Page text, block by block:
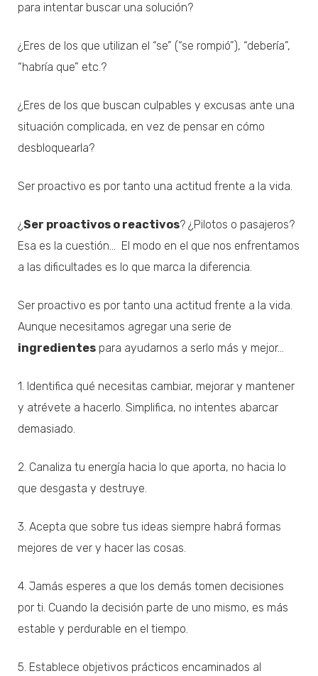
para intentar buscar una solución?
¿Eres de los que utilizan el “se” (“se rompió”), “debería”,
“habría que” etc.?
¿Eres de los que buscan culpables y excusas ante una
situación complicada, en vez de pensar en cómo
desbloquearla?
Ser proactivo es por tanto una actitud frente a la vida.
¿Ser proactivos o reactivos? ¿Pilotos o pasajeros?
Esa es la cuestión… El modo en el que nos enfrentamos
a las dificultades es lo que marca la diferencia.
Ser proactivo es por tanto una actitud frente a la vida.
Aunque necesitamos agregar una serie de
ingredientes para ayudarnos a serlo más y mejor…
1. Identifica qué necesitas cambiar, mejorar y mantener
y atrévete a hacerlo. Simplifica, no intentes abarcar
demasiado.
2. Canaliza tu energía hacia lo que aporta, no hacia lo
que desgasta y destruye.
3. Acepta que sobre tus ideas siempre habrá formas
mejores de ver y hacer las cosas.
4. Jamás esperes a que los demás tomen decisiones
por ti. Cuando la decisión parte de uno mismo, es más
estable y perdurable en el tiempo.
5. Establece objetivos prácticos encaminados al